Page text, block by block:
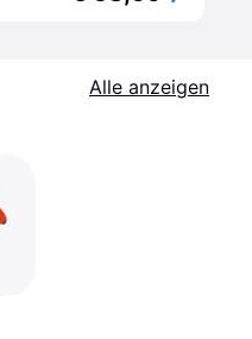
Alle anzeigen